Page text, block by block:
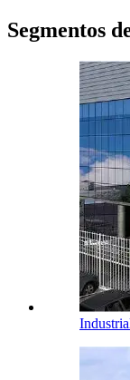
Segmentos